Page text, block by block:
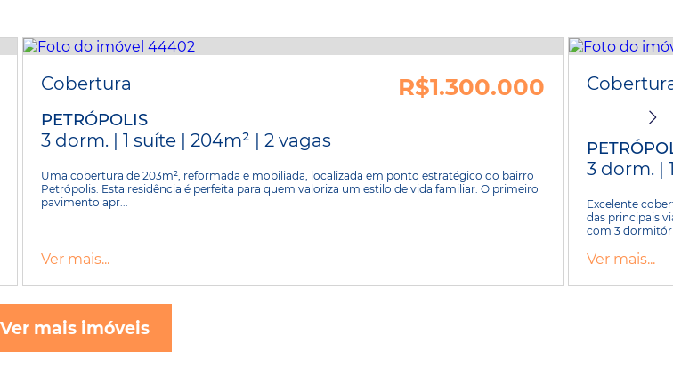
Cobertura R$1.300.000
PETRÓPOLIS
3 dorm. | 1 suíte | 204m² | 2 vagas
Uma cobertura de 203m², reformada e mobiliada, localizada em ponto estratégico do bairro
Petrópolis. Esta residência é perfeita para quem valoriza um estilo de vida familiar. O primeiro
pavimento apr...
Ver mais...
3 dorm. |
Excelente
das principais
com 3
Ver mais...
Ver mais imóveis